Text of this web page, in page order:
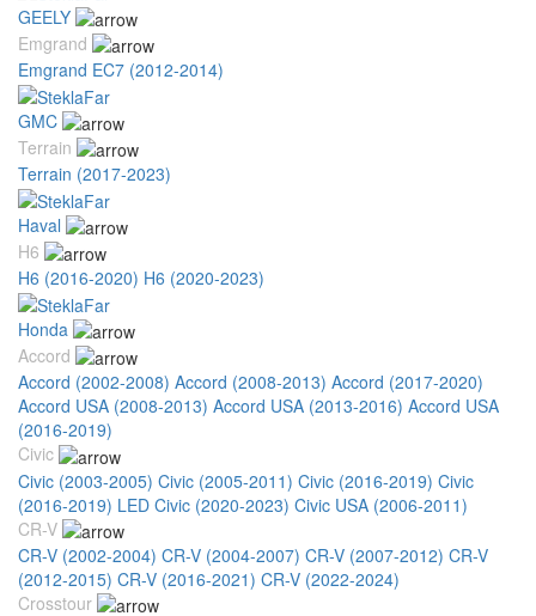
GEELY
Emgrand
Emgrand EC7 (2012-2014)
GMC
Terrain
Terrain (2017-2023)
Haval
H6
H6 (2016-2020) H6 (2020-2023)
Honda
Accord
Accord (2002-2008) Accord (2008-2013) Accord (2017-2020)
Accord USA (2008-2013) Accord USA (2013-2016) Accord USA
(2016-2019)
Civic
Civic (2003-2005) Civic (2005-2011) Civic (2016-2019) Civic
(2016-2019) LED Civic (2020-2023) Civic USA (2006-2011)
CR-V
CR-V (2002-2004) CR-V (2004-2007) CR-V (2007-2012) CR-V
(2012-2015) CR-V (2016-2021) CR-V (2022-2024)
Crosstour